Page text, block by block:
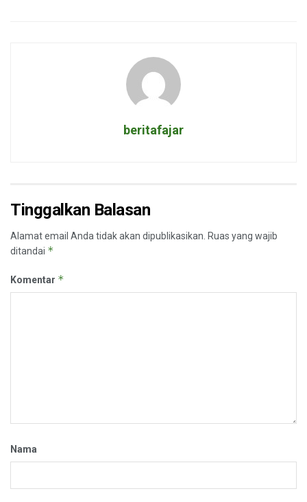
beritafajar
Tinggalkan Balasan
Alamat email Anda tidak akan dipublikasikan. Ruas yang wajib
ditandai *
Komentar *
Nama